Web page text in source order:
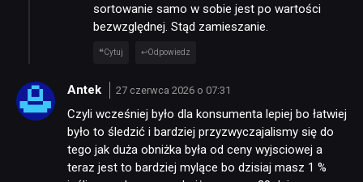
sortowanie samo w sobie jest po wartości
bezwzględnej. Stąd zamieszanie.
Cytuj Odpowiedz
Antek 27 czerwca 2026 o 07:31
Czyli wcześniej było dla konsumenta lepiej bo łatwiej
było to śledzić i bardziej przyzwyczajalismy się do
tego jak duża obniżka była od ceny wyjsciowej a
teraz jest to bardziej mylące bo dzisiaj masz 1 %